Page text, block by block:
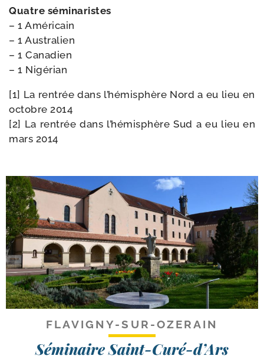
Quatre sémi­na­ristes
– 1 Américain
– 1 Australien
– 1 Canadien
– 1 Nigérian
[1] La ren­trée dans l’hé­mi­sphère Nord a eu lieu en
octobre 2014
[2] La ren­trée dans l’hé­mi­sphère Sud a eu lieu en
mars 2014
FLAVIGNY-SUR-OZERAIN
Séminaire Saint-Curé-d’Ars